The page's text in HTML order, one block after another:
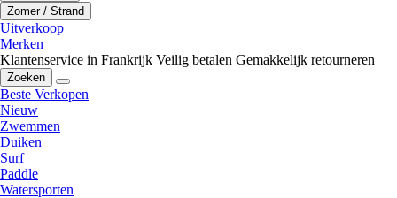
Zomer / Strand
Uitverkoop
Merken
Klantenservice in Frankrijk Veilig betalen Gemakkelijk retourneren
Zoeken
Beste Verkopen
Nieuw
Zwemmen
Duiken
Surf
Paddle
Watersporten